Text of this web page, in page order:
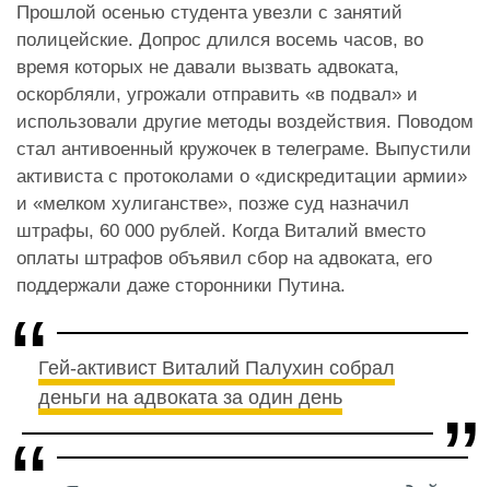
Прошлой осенью студента увезли с занятий
полицейские. Допрос длился восемь часов, во
время которых не давали вызвать адвоката,
оскорбляли, угрожали отправить «в подвал» и
использовали другие методы воздействия. Поводом
стал антивоенный кружочек в телеграме. Выпустили
активиста с протоколами о «дискредитации армии»
и «мелком хулиганстве», позже суд назначил
штрафы, 60 000 рублей. Когда Виталий вместо
оплаты штрафов объявил сбор на адвоката, его
поддержали даже сторонники Путина.
Гей-активист Виталий Палухин собрал
деньги на адвоката за один день